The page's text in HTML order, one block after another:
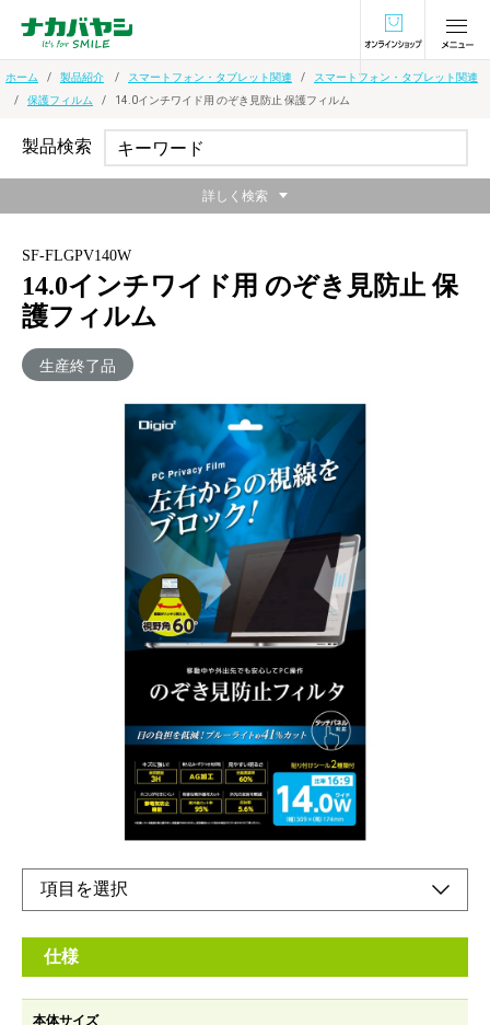
オンラインショ
ホーム 製品紹介 スマートフォン・タブレット関連
スマートフォン・タブレット関連
保護フィルム
14.0インチワイド用 のぞき見防止 保護フィルム
SF-FLGPV140W
14.0インチワイド用 のぞき見防止 保
護フィルム
生産終了品
反射防止タイプののぞき見防止フィルム
メーカー希望小売価格：
+ 税
左右からの視線を防ぐのぞき見防止フィルムです。視野角は約
60°で、反射防止タイプ＆ブルーライトカット率約41％。貼付け
シールが2種類ついています。
仕様
本体サイズ
製品検索
詳しく検索